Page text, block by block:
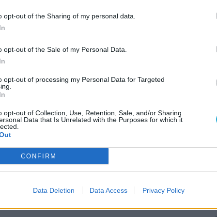
opt-out of the Sharing of my personal data.
opt-out of the Sale of my Personal Data.
opt-out of processing my Personal Data for Targeted
opt-out of Collection, Use, Retention, Sale, and/or Sharing
Data that Is Unrelated with the Purposes for which it
CONFIRM
Data Deletion Data Access Privacy Policy
az adást.
hogy a PC Guru tartalmairól véletlenül
Requiem, amiben vadonatúj
kaphat felújítást legközelebb
ez a megbukott Resident Evil